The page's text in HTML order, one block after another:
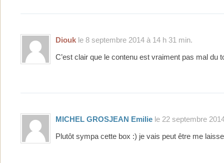
Diouk le 8 septembre 2014 à 14 h 31 min.
C’est clair que le contenu est vraiment pas mal du
MICHEL GROSJEAN Emilie le 22 septembre
Plutôt sympa cette box :) je vais peut être me